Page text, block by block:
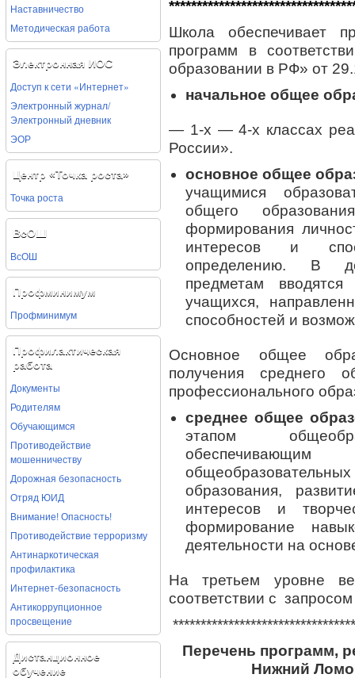
Наставничество
Методическая работа
Электронная ИОС
Доступ к сети «Интернет»
Электронный журнал/
Электронный дневник
ЭОР
Центр «Точка роста»
Точка роста
ВсОШ
ВсОШ
Профминимум
Профминимум
Профилактическая
работа
Документы
Родителям
Обучающимся
Противодействие
мошенничеству
Дорожная безопасность
Отряд ЮИД
Внимание! Опасность!
Противодействие терроризму
Антинаркотическая
профилактика
Интернет-безопасность
Антикоррупционное
просвещение
Дистанционное
обучение
Школа обеспечивает
программ в
образовании в РФ» от
начальное общее
— 1-х — 4-х классах
России».
основное общее
учащимися
общего
формирования
интересов и
определению. В
предметам
учащихся,
способностей и
Основное общее
получения среднего
профессионального
среднее общее
этапом
образования,
интересов и
формирование
деятельности на
На третьем уровне
соответствии с
Перечень программ,
Нижний